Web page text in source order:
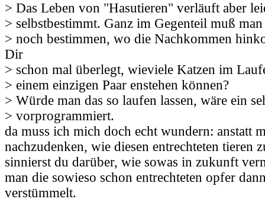
> Das Leben von "Hasutieren" verläuft aber
> selbstbestimmt. Ganz im Gegenteil muß
> noch bestimmen, wo die Nachkommen
Dir
> schon mal überlegt, wieviele Katzen im
> einem einzigen Paar enstehen können?
> Würde man das so laufen lassen, wäre ein
> vorprogrammiert.
da muss ich mich doch echt wundern: anstatt
nachzudenken, wie diesen entrechteten tieren
sinnierst du darüber, wie sowas in zukunft
man die sowieso schon entrechteten opfer
verstümmelt.